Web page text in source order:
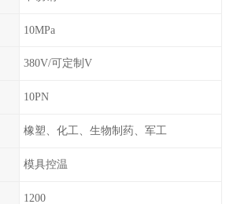
10MPa
380V/可定制V
10PN
橡塑、化工、生物制药、军工
模具控温
1200